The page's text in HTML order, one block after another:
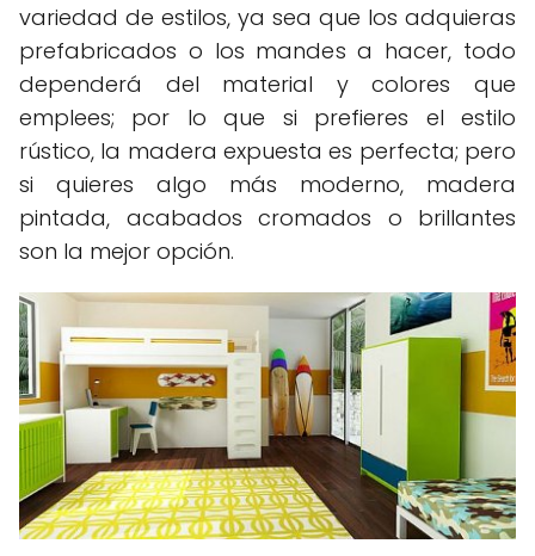
variedad de estilos, ya sea que los adquieras
prefabricados o los mandes a hacer, todo
dependerá del material y colores que
emplees; por lo que si prefieres el estilo
rústico, la madera expuesta es perfecta; pero
si quieres algo más moderno, madera
pintada, acabados cromados o brillantes
son la mejor opción.